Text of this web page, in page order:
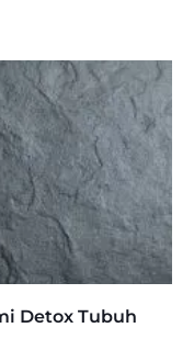
Detox Tubuh